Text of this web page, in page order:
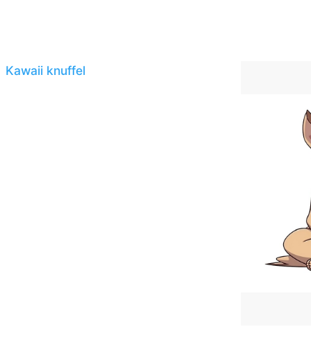
Kawaii knuffel